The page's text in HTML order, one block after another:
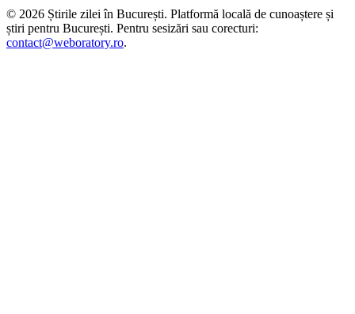
© 2026 Știrile zilei în București. Platformă locală de cunoaștere și
știri pentru București. Pentru sesizări sau corecturi:
contact@weboratory.ro.